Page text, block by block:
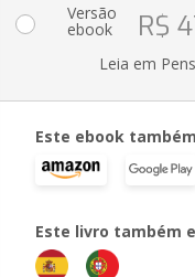
Versão
ebook R$
Leia em
Este ebook
Este livro também